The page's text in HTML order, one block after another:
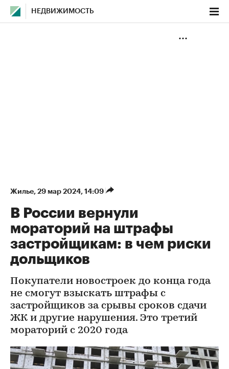
НЕДВИЖИМОСТЬ
Жилье⁠, 29 мар 2024, 14:09
В России вернули
мораторий на штрафы
застройщикам: в чем риски
дольщиков
Покупатели новостроек до конца года
не смогут взыскать штрафы с
застройщиков за срывы сроков сдачи
ЖК и другие нарушения. Это третий
мораторий с 2020 года